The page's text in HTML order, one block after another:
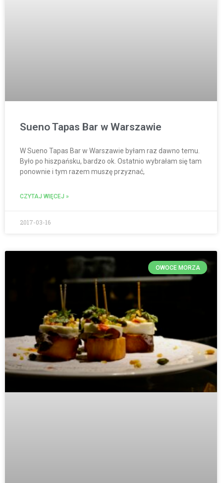
Sueno Tapas Bar w Warszawie
W Sueno Tapas Bar w Warszawie byłam raz dawno temu.
Było po hiszpańsku, bardzo ok. Ostatnio wybrałam się tam
ponownie i tym razem muszę przyznać,
CZYTAJ WIĘCEJ »
2017-03-16
OWOCE MORZA